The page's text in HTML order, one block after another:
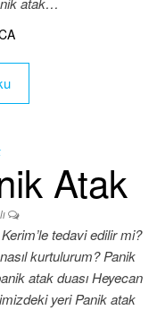
Atak
tedavi edilir mi?
kurtulurum? Panik
atak duası Heyecan
yeri Panik atak